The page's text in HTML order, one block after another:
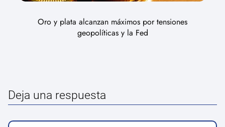
Oro y plata alcanzan máximos por tensiones
geopolíticas y la Fed
Deja una respuesta